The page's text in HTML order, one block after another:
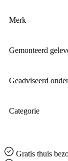
Merk
Gemonteerd
Geadviseerd
Categorie
Gratis thuis